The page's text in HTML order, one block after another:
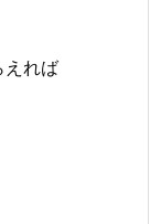
えれば